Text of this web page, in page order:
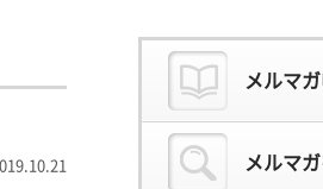
メルマ
メルマ